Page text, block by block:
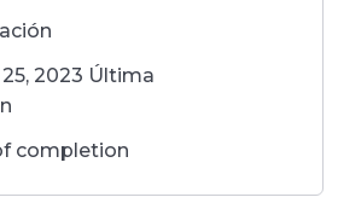
2023 Última
completion